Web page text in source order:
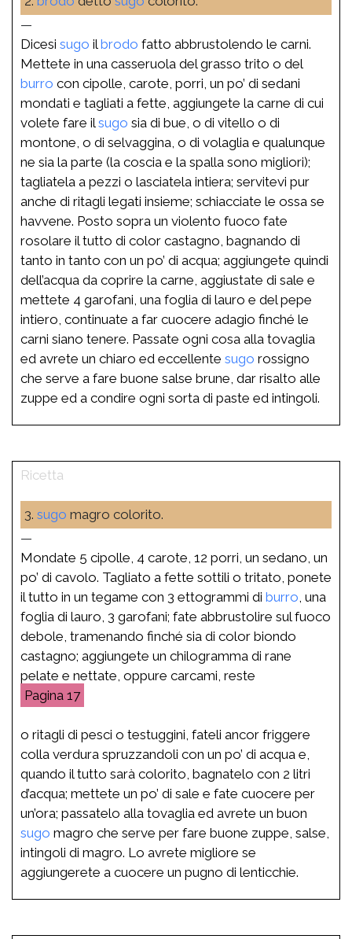
—
Dicesi sugo ilbrodo fatto abbrustolendo le carni.
Mettete in una casseruola del grasso trito o del
burro con cipolle, carote, porri, un po’ di sedani
mondati e tagliati a fette, aggiungete la carne di cui
volete fare ilsugo sia di bue, o di vitello o di
montone, o di selvaggina, o di volaglia e qualunque
ne sia la parte (la coscia e la spalla sono migliori);
tagliatela a pezzi o lasciatela intiera; servitevi pur
anche di ritagli legati insieme; schiacciate le ossa se
havvene. Posto sopra un violento fuoco fate
rosolare il tutto di color castagno, bagnando di
tanto in tanto con un po’ di acqua; aggiungete quindi
dell’acqua da coprire la carne, aggiustate di sale e
mettete 4 garofani, una foglia di lauro e del pepe
intiero, continuate a far cuocere adagio finché le
carni siano tenere. Passate ogni cosa alla tovaglia
ed avrete un chiaro ed eccellente sugo rossigno
che serve a fare buone salse brune, dar risalto alle
zuppe ed a condire ogni sorta di paste ed intingoli.
3. sugo magro colorito.
—
Mondate 5 cipolle, 4 carote, 12 porri, un sedano, un
po’ di cavolo. Tagliato a fette sottili o tritato, ponete
il tutto in un tegame con 3 ettogrammi di burro , una
foglia di lauro, 3 garofani; fate abbrustolire sul fuoco
debole, tramenando finché sia di color biondo
castagno; aggiungete un chilogramma di rane
pelate e nettate, oppure carcami, reste
17
o ritagli di pesci o testuggini, fateli ancor friggere
colla verdura spruzzandoli con un po’ di acqua e,
quando il tutto sarà colorito, bagnatelo con 2 litri
d’acqua; mettete un po’ di sale e fate cuocere per
un’ora; passatelo alla tovaglia ed avrete un buon
sugo magro che serve per fare buone zuppe, salse,
intingoli di magro. Lo avrete migliore se
aggiungerete a cuocere un pugno di lenticchie.